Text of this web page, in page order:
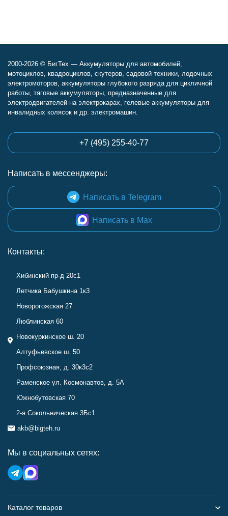
2000-2026 © БигТех — Аккумуляторы для автомобилей,
мотоциклов, квадроциклов, скутеров, садовой техники, лодочных
электромоторов, аккумуляторы глубокого разряда для цикличной
работы, тяговые аккумуляторы, предназначенные для
электродвигателей на электрокарах, гелевые аккумуляторы для
инвалидных колясок и др. электромашин.
+7 (495) 255-40-77
Написать в мессенджеры:
Написать в Telegram
Написать в Max
Контакты:
Хибинский пр-д 20с1
Летчика Бабушкина 1к3
Новорогожская 27
Люблинская 60
Новокуркинское ш. 20
Алтуфьевское ш. 50
Профсоюзная, д. 30к3с2
Раменское ул. Космонавтов, д. 5А
Южнобутовская 70
2-я Сокольническая 3Бс1
akb@bigteh.ru
Мы в социальных сетях:
Каталог товаров